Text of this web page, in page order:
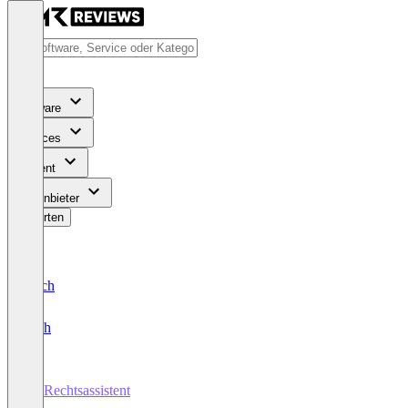
Software
Services
Content
Für Anbieter
Bewerten
Deutsch
English
KI-Rechtsassistent